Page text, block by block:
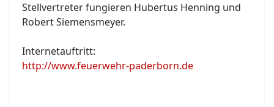
Stellvertreter fungieren Hubertus Henning und
Robert Siemensmeyer.
Internetauftritt:
http://www.feuerwehr-paderborn.de